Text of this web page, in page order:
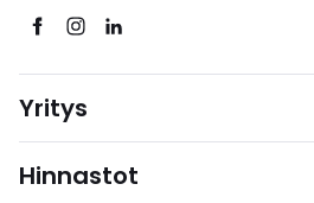
Yritys
Hinnastot